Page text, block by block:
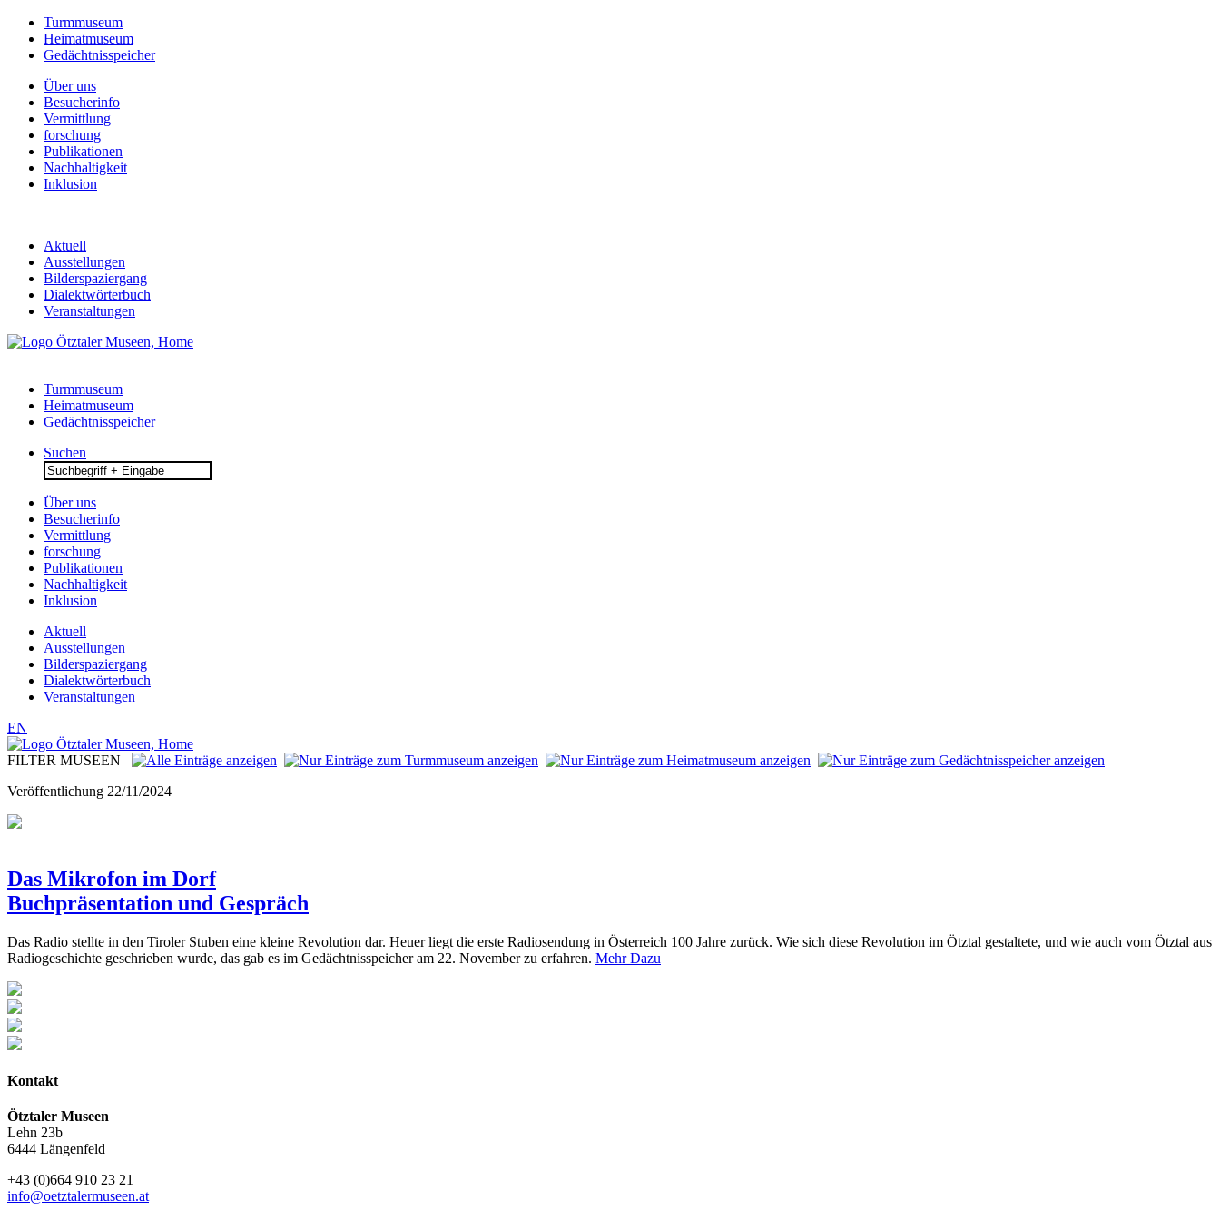
Turmmuseum
Heimatmuseum
Gedächtnisspeicher
Über uns
Besucherinfo
Vermittlung
forschung
Publikationen
Nachhaltigkeit
Inklusion
Aktuell
Ausstellungen
Bilderspaziergang
Dialektwörterbuch
Veranstaltungen
Turmmuseum
Heimatmuseum
Gedächtnisspeicher
Suchen
Search
for:
Über uns
Besucherinfo
Vermittlung
forschung
Publikationen
Nachhaltigkeit
Inklusion
Aktuell
Ausstellungen
Bilderspaziergang
Dialektwörterbuch
Veranstaltungen
EN
FILTER MUSEEN
Veröffentlichung 22/11/2024
Das Mikrofon im Dorf
Buchpräsentation und Gespräch
Das Radio stellte in den Tiroler Stuben eine kleine Revolution dar. Heuer liegt die erste Radiosendung in Österreich 100 Jahre zurück. Wie sich diese Revolution im Ötztal gestaltete, und wie auch vom Ötztal aus
Radiogeschichte geschrieben wurde, das gab es im Gedächtnisspeicher am 22. November zu erfahren. Mehr Dazu
Kontakt
Ötztaler Museen
Lehn 23b
6444 Längenfeld
+43 (0)664 910 23 21
info@oetztalermuseen.at